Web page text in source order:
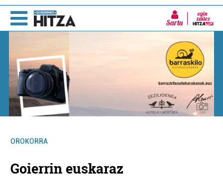
Sartu
OROKORRA
Goierrin euskaraz